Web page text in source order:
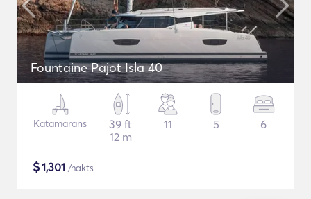
Fountaine Pajot Isla 40
Katamarāns
39 ft
12 m
11 5 6
$1,301 /nakts